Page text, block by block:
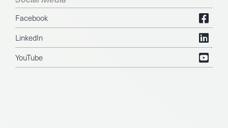
Facebook
LinkedIn
YouTube